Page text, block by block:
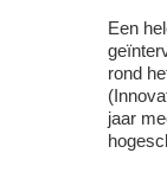
Een
rond
jaar